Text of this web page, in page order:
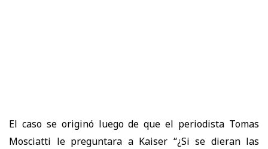
El caso se originó luego de que el periodista Tomas
Mosciatti le preguntara a Kaiser “¿Si se dieran las